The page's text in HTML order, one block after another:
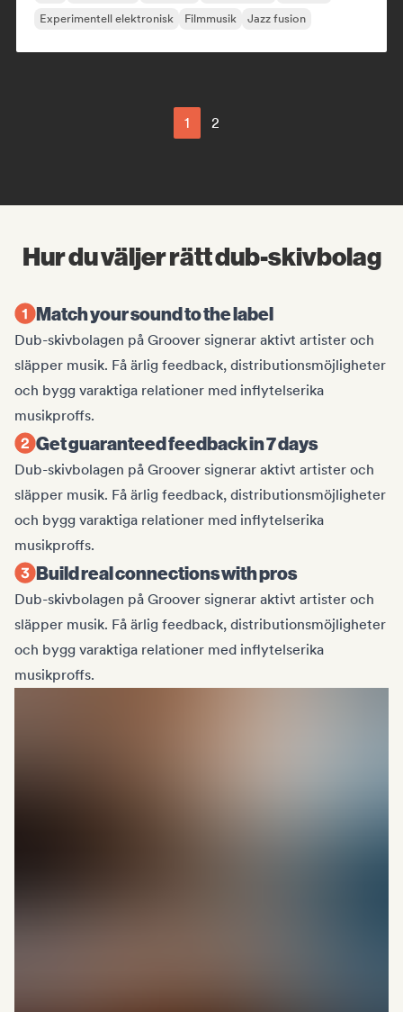
Experimentell elektronisk
Filmmusik Jazz fusion
1 2
Hur du väljer rätt dub-skivbolag
Match your sound to the label
Dub-skivbolagen på Groover signerar aktivt artister och
släpper musik. Få ärlig feedback, distributionsmöjligheter
och bygg varaktiga relationer med inflytelserika
musikproffs.
Get guaranteed feedback in 7 days
Dub-skivbolagen på Groover signerar aktivt artister och
släpper musik. Få ärlig feedback, distributionsmöjligheter
och bygg varaktiga relationer med inflytelserika
musikproffs.
Build real connections with pros
Dub-skivbolagen på Groover signerar aktivt artister och
släpper musik. Få ärlig feedback, distributionsmöjligheter
och bygg varaktiga relationer med inflytelserika
musikproffs.